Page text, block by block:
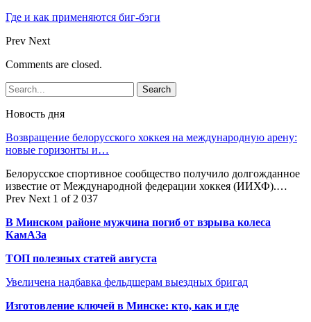
Где и как применяются биг-бэги
Prev Next
Comments are closed.
Новость дня
Возвращение белорусского хоккея на международную арену:
новые горизонты и…
Белорусское спортивное сообщество получило долгожданное
известие от Международной федерации хоккея (ИИХФ).…
Prev Next 1 of 2 037
В Минском районе мужчина погиб от взрыва колеса
КамАЗа
ТОП полезных статей августа
Увеличена надбавка фельдшерам выездных бригад
Изготовление ключей в Минске: кто, как и где